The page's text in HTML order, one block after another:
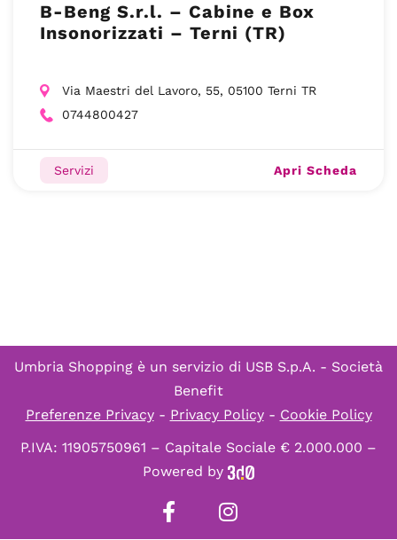
B-Beng S.r.l. – Cabine e Box
Insonorizzati – Terni (TR)
Via Maestri del Lavoro, 55, 05100 Terni TR
0744800427
Servizi Apri Scheda
Umbria Shopping è un servizio di USB S.p.A. - Società
Benefit
Preferenze Privacy- Privacy Policy- Cookie Policy
P.IVA: 11905750961 – Capitale Sociale € 2.000.000 –
Powered by